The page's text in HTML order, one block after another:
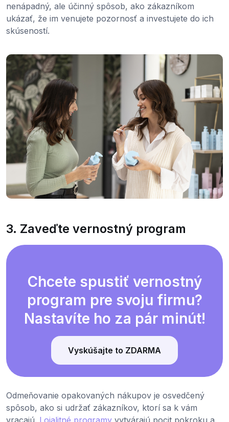
nenápadný, ale účinný spôsob, ako zákazníkom
ukázať, že im venujete pozornosť a investujete do ich
skúseností.
3. Zaveďte vernostný program
Chcete spustiť vernostný
program pre svoju firmu?
Nastavíte ho za pár minút!
Vyskúšajte to ZDARMA
Odmeňovanie opakovaných nákupov je osvedčený
spôsob, ako si udržať zákazníkov, ktorí sa k vám